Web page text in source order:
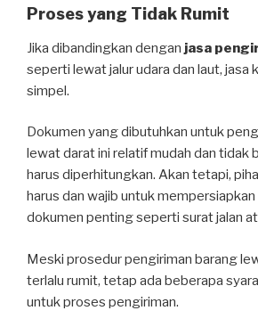
Proses yang Tidak Rumit
Jika dibandingkan dengan jasa
seperti lewat jalur udara dan laut, jasa
simpel.
Dokumen yang dibutuhkan untuk
lewat darat ini relatif mudah dan tidak
harus diperhitungkan. Akan tetapi,
harus dan wajib untuk
dokumen penting seperti surat jalan
Meski prosedur pengiriman barang
terlalu rumit, tetap ada beberapa
untuk proses pengiriman.